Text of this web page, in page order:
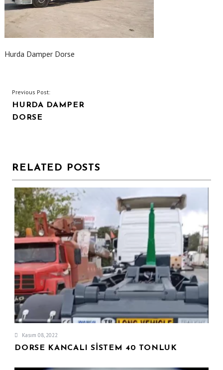
Hurda Damper Dorse
YAZI
GEZINMESI
Previous Post:
HURDA DAMPER
DORSE
RELATED POSTS
Kasım 08, 2022
DORSE KANCALI SISTEM 40 TONLUK